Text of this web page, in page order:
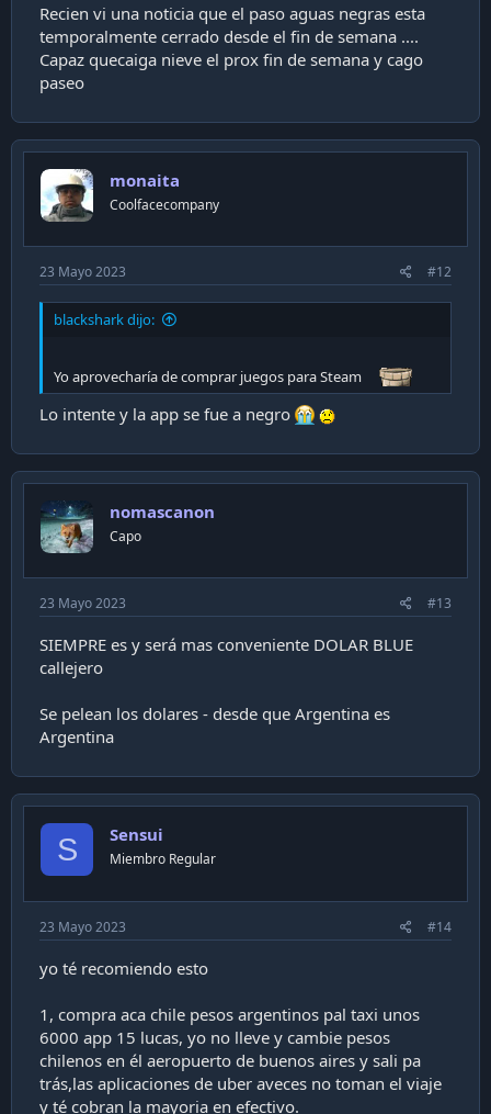
Recien vi una noticia que el paso aguas negras esta
temporalmente cerrado desde el fin de semana ....
Capaz quecaiga nieve el prox fin de semana y cago
paseo
monaita
Coolfacecompany
23 Mayo 2023 #12
blackshark dijo:
Yo aprovecharía de comprar juegos para Steam
Lo intente y la app se fue a negro
nomascanon
Capo
23 Mayo 2023 #13
SIEMPRE es y será mas conveniente DOLAR BLUE
callejero
Se pelean los dolares - desde que Argentina es
Argentina
S Sensui
Miembro Regular
23 Mayo 2023 #14
yo té recomiendo esto
1, compra aca chile pesos argentinos pal taxi unos
6000 app 15 lucas, yo no lleve y cambie pesos
chilenos en él aeropuerto de buenos aires y sali pa
trás,las aplicaciones de uber aveces no toman el viaje
y té cobran la mayoria en efectivo.